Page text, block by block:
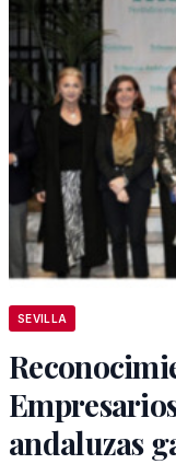
SEVILLA
andaluzas